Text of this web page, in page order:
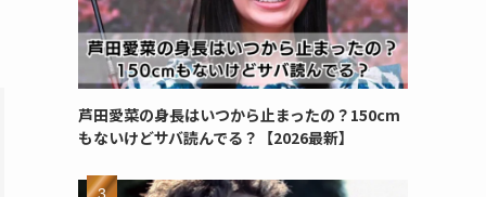
芦田愛菜の身長はいつから止まったの？150cm
もないけどサバ読んでる？【2026最新】